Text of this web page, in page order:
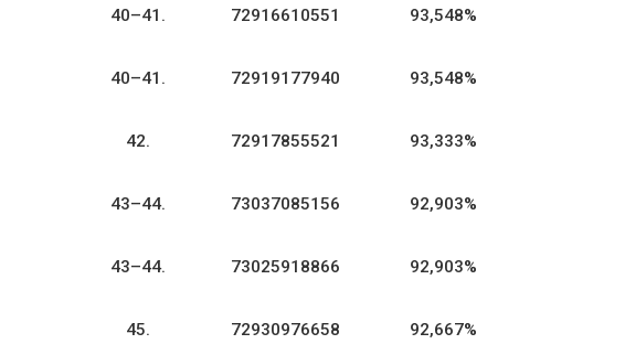
40–41. 72916610551 93,548%
40–41. 72919177940 93,548%
42. 72917855521 93,333%
43–44. 73037085156 92,903%
43–44. 73025918866 92,903%
45. 72930976658 92,667%